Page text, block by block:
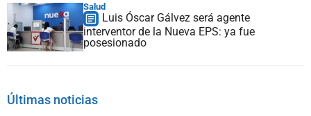
Salud
Luis Óscar Gálvez será agente
interventor de la Nueva EPS: ya fue
posesionado
Últimas noticias